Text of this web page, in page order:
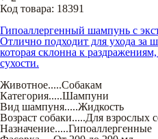
Код товара: 18391
Гипоаллергенный шампунь с
Отлично подходит для ухода за
которая склонна к
сухости.
Животное.....Собакам
Категория.....Шампуни
Вид шампуня.....Жидкость
Возраст собаки.....Для взрослых
Назначение.....Гипоаллергенные